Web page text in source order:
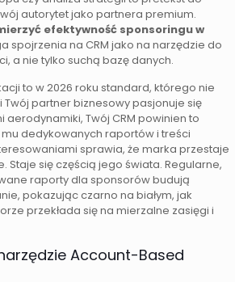
autorytet jako partnera premium.
efektywność sponsoringu w
spojrzenia na CRM jako na narzędzie do
a nie tylko suchą bazę danych.
to w 2026 roku standard, którego nie
partner biznesowy pasjonuje się
Twój CRM powinien to
dedykowanych raportów i treści
sprawia, że marka przestaje
Staje się częścią jego świata. Regularne,
raporty dla sponsorów budują
pokazując czarno na białym, jak
przekłada się na mierzalne zasięgi i
Account-Based